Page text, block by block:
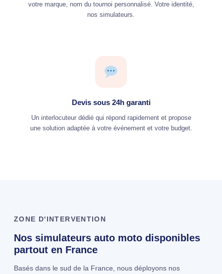
votre marque, nom du tournoi personnalisé. Votre identité,
nos simulateurs.
Devis sous 24h garanti
Un interlocuteur dédié qui répond rapidement et propose
une solution adaptée à votre événement et votre budget.
ZONE D'INTERVENTION
Nos simulateurs auto moto disponibles
partout en France
Basés dans le sud de la France, nous déployons nos